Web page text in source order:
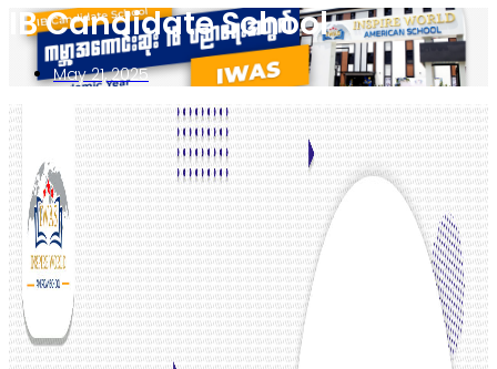
IB Candidate School
May 21, 2025